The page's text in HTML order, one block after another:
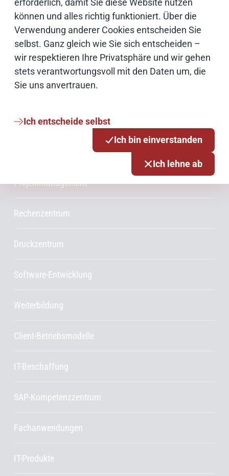
erforderlich, damit Sie diese Website nutzen
können und alles richtig funktioniert. Über die
Verwendung anderer Cookies entscheiden Sie
selbst. Ganz gleich wie Sie sich entscheiden –
wir respektieren Ihre Privatsphäre und wir gehen
stets verantwortungsvoll mit den Daten um, die
Sie uns anvertrauen.
Ich entscheide selbst
Ich bin einverstanden
Ich lehne ab
Cloud
Netze
Services & Produkte
Consulting
Innovationsmanagement
Projektmanagement
Rechenzentrum
Druckzentrum
Software-Entwicklung
Weiterbildung
Client-Betriebsmodelle
IT-Beschaffung
SAP-Kompetenzzentrum
Fachanwendungen
IT-Produkte